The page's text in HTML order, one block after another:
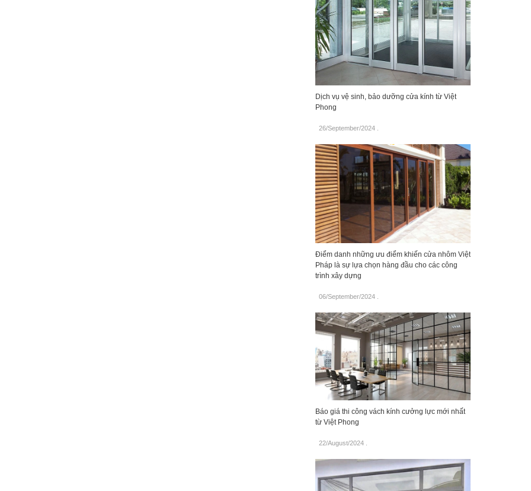
Dịch vụ vệ sinh, bảo dưỡng cửa kính từ Việt
Phong
26/September/2024.
Điểm danh những ưu điểm khiến cửa nhôm Việt
Pháp là sự lựa chọn hàng đầu cho các công
trình xây dựng
06/September/2024.
Báo giá thi công vách kính cưởng lực mới nhất
từ Việt Phong
22/August/2024.